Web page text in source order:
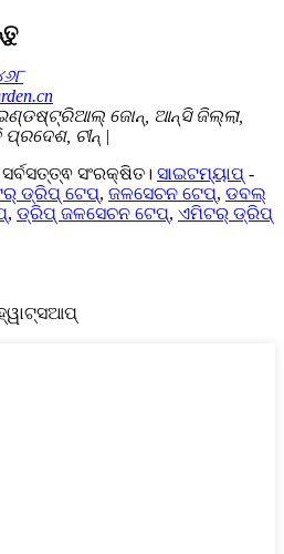
ଜୋନ୍, ଆନ୍ସି ଜିଲ୍ଲା,
ଚୀନ୍ |
ସଂରକ୍ଷିତ। ସାଇଟମ୍ୟାପ୍ -
ଡ୍ରିପ୍ ଟେପ୍, ଜଳସେଚନ ଟେପ୍, ଡବଲ୍
, ଡ୍ରିପ୍ ଜଳସେଚନ ଟେପ୍, ଏମିଟର୍ ଡ୍ରିପ୍